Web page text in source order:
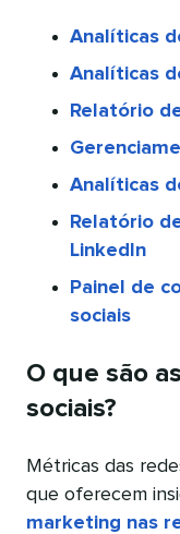
Analíticas
Analíticas
Relatório
Analíticas
Relatório
LinkedIn
Painel de
sociais
O que são
sociais?
Métricas das
que oferecem
marketing nas